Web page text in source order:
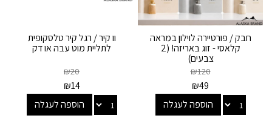
חבק / פורטיירה לוילון במראה
קלאסי - זוג באריזה! (2
צבעים)
₪120
₪49
הוספה לעגלה
וו קיר / רגל קיר טלסקופית
לתליית מוט עבה או דק
₪20
₪14
הוספה לעגלה